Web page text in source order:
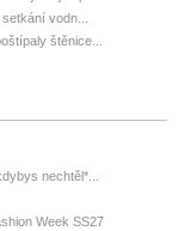
vodn...
štěnice...
nechtěl*...
Week SS27